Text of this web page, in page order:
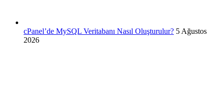
cPanel’de MySQL Veritabanı Nasıl Oluşturulur? 5 Ağustos
2026